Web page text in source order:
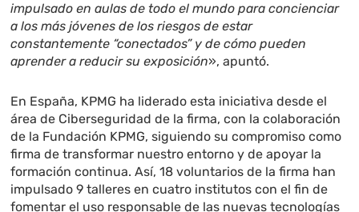
impulsado en aulas de todo el mundo para concienciar
a los más jóvenes de los riesgos de estar
constantemente “conectados” y de cómo pueden
aprender a reducir su exposición», apuntó.
En España, KPMG ha liderado esta iniciativa desde el
área de Ciberseguridad de la firma, con la colaboración
de la Fundación KPMG, siguiendo su compromiso como
firma de transformar nuestro entorno y de apoyar la
formación continua. Así, 18 voluntarios de la firma han
impulsado 9 talleres en cuatro institutos con el fin de
fomentar el uso responsable de las nuevas tecnologías